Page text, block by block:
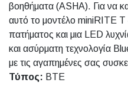
βοηθήματα (ASHA). Για να
αυτό το μοντέλο miniRITE T
πατήματος και μια LED
και ασύρματη τεχνολογία
με τις αγαπημένες σας
Τύπος: BTE